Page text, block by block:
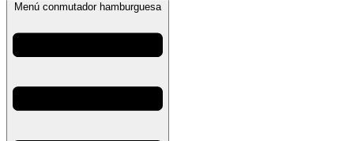
Menú conmutador hamburguesa